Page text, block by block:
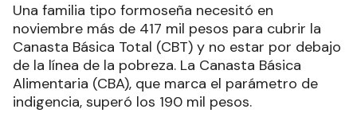
Una familia tipo formoseña necesitó en
noviembre más de 417 mil pesos para cubrir la
Canasta Básica Total (CBT) y no estar por debajo
de la línea de la pobreza. La Canasta Básica
Alimentaria (CBA), que marca el parámetro de
indigencia, superó los 190 mil pesos.